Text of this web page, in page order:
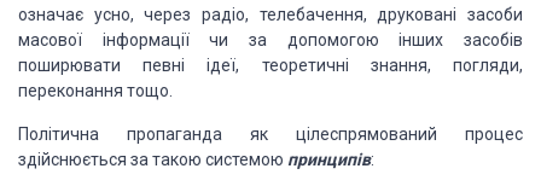
означає усно, через радіо, телебачення, друковані засоби
масової інформації чи за допомогою інших засобів
поширювати певні ідеї, теоретичні знання, погляди,
переконання тощо.
Політична пропаганда як цілеспрямований процес
здійснюється за такою системою принципів: